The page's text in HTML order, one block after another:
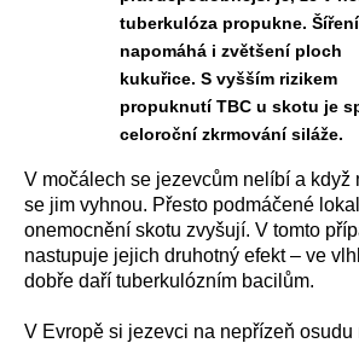
tuberkulóza propukne. Šíření
napomáhá i zvětšení ploch
kukuřice. S vyšším rizikem
propuknutí TBC u skotu je
celoroční zkrmování siláže.
V močálech se jezevcům nelíbí a když
se jim vyhnou. Přesto podmáčené
onemocnění skotu zvyšují. V tomto
nastupuje jejich druhotný efekt – ve
dobře daří tuberkulózním bacilům.
V Evropě si jezevci na nepřízeň osudu